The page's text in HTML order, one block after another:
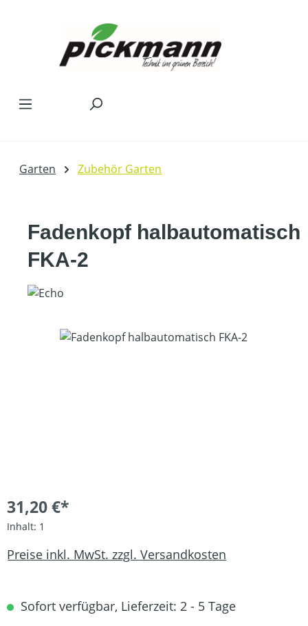
Garten Zubehör Garten
Fadenkopf halbautomatisch
FKA-2
Bildergalerie überspringen
31,20 €*
Inhalt: 1
Preise inkl. MwSt. zzgl. Versandkosten
Sofort verfügbar, Lieferzeit: 2 - 5 Tage